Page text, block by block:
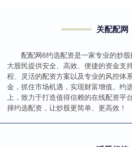
关配配网
配配网6约选配资是一家专业的炒
大股民提供安全、高效、便捷的资金支
程、灵活的配资方案以及专业的风控体
金，抓住市场机遇，实现财富增值。约
上，致力于打造值得信赖的在线配资平
择约选配资，让炒股更简单、更高效！